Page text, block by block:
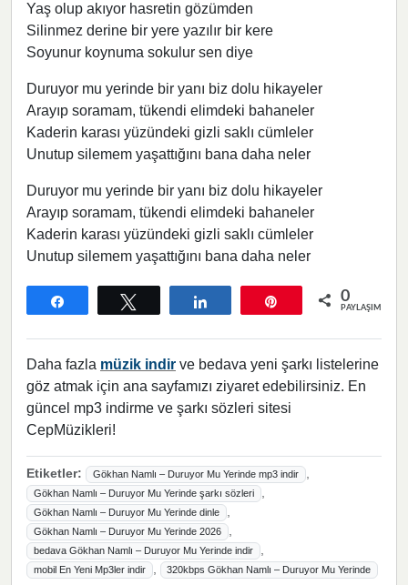
Yaş olup akıyor hasretin gözümden
Silinmez derine bir yere yazılır bir kere
Soyunur koynuma sokulur sen diye
Duruyor mu yerinde bir yanı biz dolu hikayeler
Arayıp soramam, tükendi elimdeki bahaneler
Kaderin karası yüzündeki gizli saklı cümleler
Unutup silemem yaşattığını bana daha neler
Duruyor mu yerinde bir yanı biz dolu hikayeler
Arayıp soramam, tükendi elimdeki bahaneler
Kaderin karası yüzündeki gizli saklı cümleler
Unutup silemem yaşattığını bana daha neler
0
PAYLAŞIMLAR
Daha fazla müzik indir ve bedava yeni şarkı listelerine
göz atmak için ana sayfamızı ziyaret edebilirsiniz. En
güncel mp3 indirme ve şarkı sözleri sitesi
CepMüzikleri!
Etiketler: Gökhan Namlı – Duruyor Mu Yerinde mp3 indir ,
Gökhan Namlı – Duruyor Mu Yerinde şarkı sözleri ,
Gökhan Namlı – Duruyor Mu Yerinde dinle ,
Gökhan Namlı – Duruyor Mu Yerinde 2026 ,
bedava Gökhan Namlı – Duruyor Mu Yerinde indir ,
mobil En Yeni Mp3ler indir , 320kbps Gökhan Namlı – Duruyor Mu Yerinde